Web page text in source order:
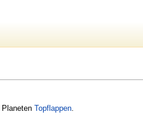
Topflappen